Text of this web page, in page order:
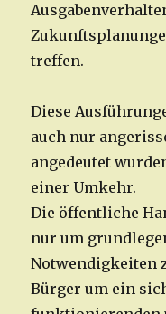
treffen.
Diese
auch nur
angedeutet
einer Umkehr.
Die öffentliche
nur um
Notwendigkeiten
Bürger um ein